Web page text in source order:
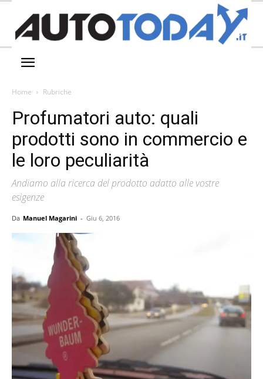
Home Rubriche
Profumatori auto: quali
prodotti sono in commercio e
le loro peculiarità
Andiamo alla ricerca del prodotto adatto alle vostre
esigenze
Da Manuel Magarini - Giu 6, 2016